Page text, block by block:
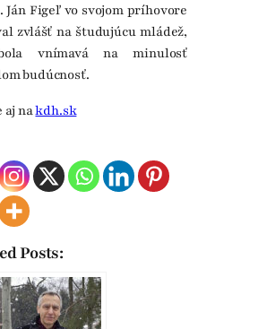
Ján Figeľ vo svojom príhovore
zvlášť na študujúcu mládež,
vnímavá na minulosť
budúcnosť.
aj nakdh.sk
Posts: